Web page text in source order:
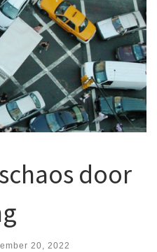
door
20, 2022